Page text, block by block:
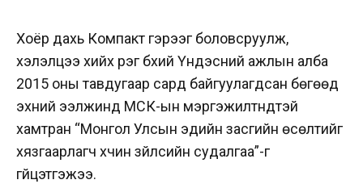
Хоёр дахь Компакт гэрээг боловсруулж,
хэлэлцээ хийх үүрэг бүхий Үндэсний ажлын алба
2015 оны тавдугаар сард байгуулагдсан бөгөөд
эхний ээлжинд МСК-ын мэргэжилтнүүдтэй
хамтран “Монгол Улсын эдийн засгийн өсөлтийг
хязгаарлагч хүчин зүйлсийн судалгаа”-г
гүйцэтгэжээ.